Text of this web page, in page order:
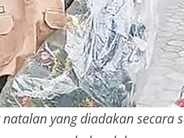
yang diadakan secara